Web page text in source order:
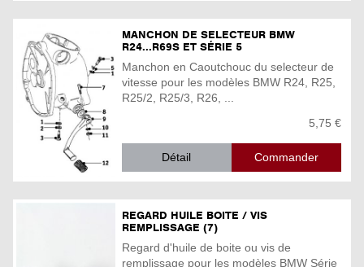
MANCHON DE SELECTEUR BMW
R24...R69S ET SÉRIE 5
Manchon en Caoutchouc du selecteur de
vitesse pour les modèles BMW R24, R25,
R25/2, R25/3, R26, ...
5,75 €
Détail
REGARD HUILE BOITE / VIS
REMPLISSAGE (7)
Regard d'huile de boite ou vis de
remplissage pour les modèles BMW Série